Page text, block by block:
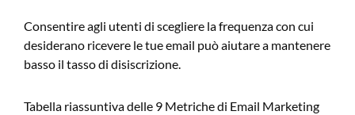
Consentire agli utenti di scegliere la frequenza con cui
desiderano ricevere le tue email può aiutare a mantenere
basso il tasso di disiscrizione.
Tabella riassuntiva delle 9 Metriche di Email Marketing